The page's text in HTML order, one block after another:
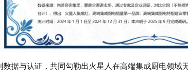
与认证，共同勾勒出火星人在高端集成厨电领域